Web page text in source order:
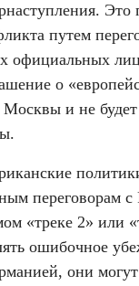
Это
путем
официальных
о
Москвы и не
переговорам с
«треке 2» или
ошибочное
они